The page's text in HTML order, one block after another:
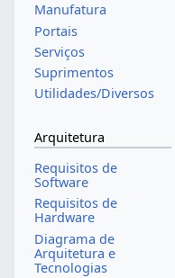
Manufatura
Portais
Serviços
Suprimentos
Utilidades/Diversos
Arquitetura
Requisitos de
Software
Requisitos de
Hardware
Diagrama de
Arquitetura e
Tecnologias